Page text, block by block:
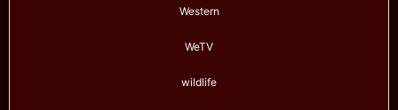
Western
WeTV
wildlife